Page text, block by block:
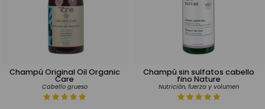
Champú Original Oil Organic
Care
Cabello grueso
Champú sin sulfatos cabello
fino Nature
Nutrición, fuerza y volumen